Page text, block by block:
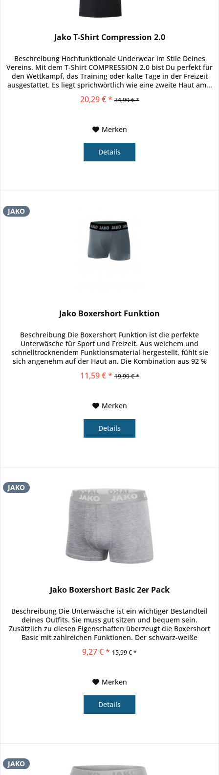
Jako T-Shirt Compression 2.0
Beschreibung Hochfunktionale Underwear im Stile Deines
Vereins. Mit dem T-Shirt COMPRESSION 2.0 bist Du perfekt für
den Wettkampf, das Training oder kalte Tage in der Freizeit
ausgestattet. Es liegt sprichwörtlich wie eine zweite Haut am...
20,29 € * 34,99 € *
Merken
Details
JAKO
Jako Boxershort Funktion
Beschreibung Die Boxershort Funktion ist die perfekte
Unterwäsche für Sport und Freizeit. Aus weichem und
schnelltrocknendem Funktionsmaterial hergestellt, fühlt sie
sich angenehm auf der Haut an. Die Kombination aus 92 %
11,59 € * 19,99 € *
Merken
Details
JAKO
Jako Boxershort Basic 2er Pack
Beschreibung Die Unterwäsche ist ein wichtiger Bestandteil
deines Outfits. Sie muss gut sitzen und bequem sein.
Zusätzlich zu diesen Eigenschaften überzeugt die Boxershort
Basic mit zahlreichen Funktionen. Der schwarz-weiße
9,27 € * 15,99 € *
Merken
Details
JAKO